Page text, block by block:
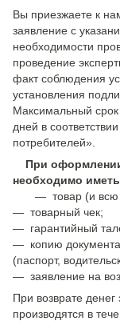
Вы приезжаете к
заявление с
необходимости
проведение
факт соблюдения
установления
Максимальный срок
дней в
потребителей».
При оформлении
необходимо
— товар (и всю
— товарный чек;
— гарантийный
— копию
(паспорт,
— заявление на
При возврате денег
производятся в